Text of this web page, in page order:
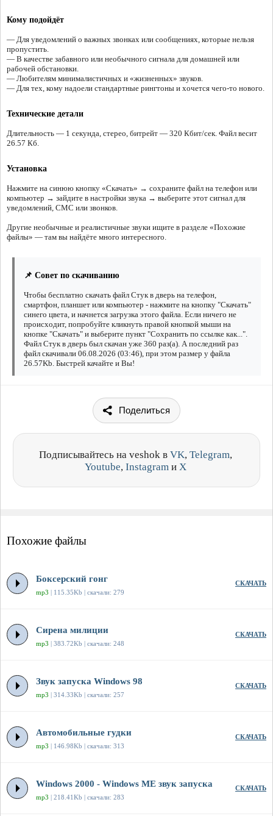
Кому подойдёт
— Для уведомлений о важных звонках или сообщениях, которые нельзя
пропустить.
— В качестве забавного или необычного сигнала для домашней или
рабочей обстановки.
— Любителям минималистичных и «жизненных» звуков.
— Для тех, кому надоели стандартные рингтоны и хочется чего-то нового.
Технические детали
Длительность — 1 секунда, стерео, битрейт — 320 Кбит/сек. Файл весит
26.57 Кб.
Установка
Нажмите на синюю кнопку «Скачать» → сохраните файл на телефон или
компьютер → зайдите в настройки звука → выберите этот сигнал для
уведомлений, СМС или звонков.
Другие необычные и реалистичные звуки ищите в разделе «Похожие
файлы» — там вы найдёте много интересного.
📌 Совет по скачиванию
Чтобы бесплатно скачать файл Стук в дверь на телефон,
смартфон, планшет или компьютер - нажмите на кнопку "Скачать"
синего цвета, и начнется загрузка этого файла. Если ничего не
происходит, попробуйте кликнуть правой кнопкой мыши на
кнопке "Скачать" и выберите пункт "Сохранить по ссылке как...".
Файл Стук в дверь был скачан уже 360 раз(а). А последний раз
файл скачивали 06.08.2026 (03:46), при этом размер у файла
26.57Kb. Быстрей качайте и Вы!
Поделиться
Подписывайтесь на veshok в VK, Telegram,
Youtube, Instagram и X
Похожие файлы
Боксерский гонг
mp3 | 115.35Kb | скачали: 279
СКАЧАТЬ
Сирена милиции
mp3 | 383.72Kb | скачали: 248
СКАЧАТЬ
Звук запуска Windows 98
mp3 | 314.33Kb | скачали: 257
СКАЧАТЬ
Автомобильные гудки
mp3 | 146.98Kb | скачали: 313
СКАЧАТЬ
Windows 2000 - Windows ME звук запуска
mp3 | 218.41Kb | скачали: 283
СКАЧАТЬ